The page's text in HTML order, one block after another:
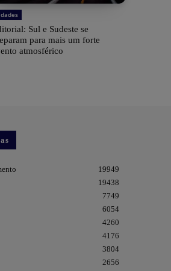
Sul e Sudeste se
para mais um forte
atmosférico
19949
19438
7749
6054
4260
4176
3804
2656